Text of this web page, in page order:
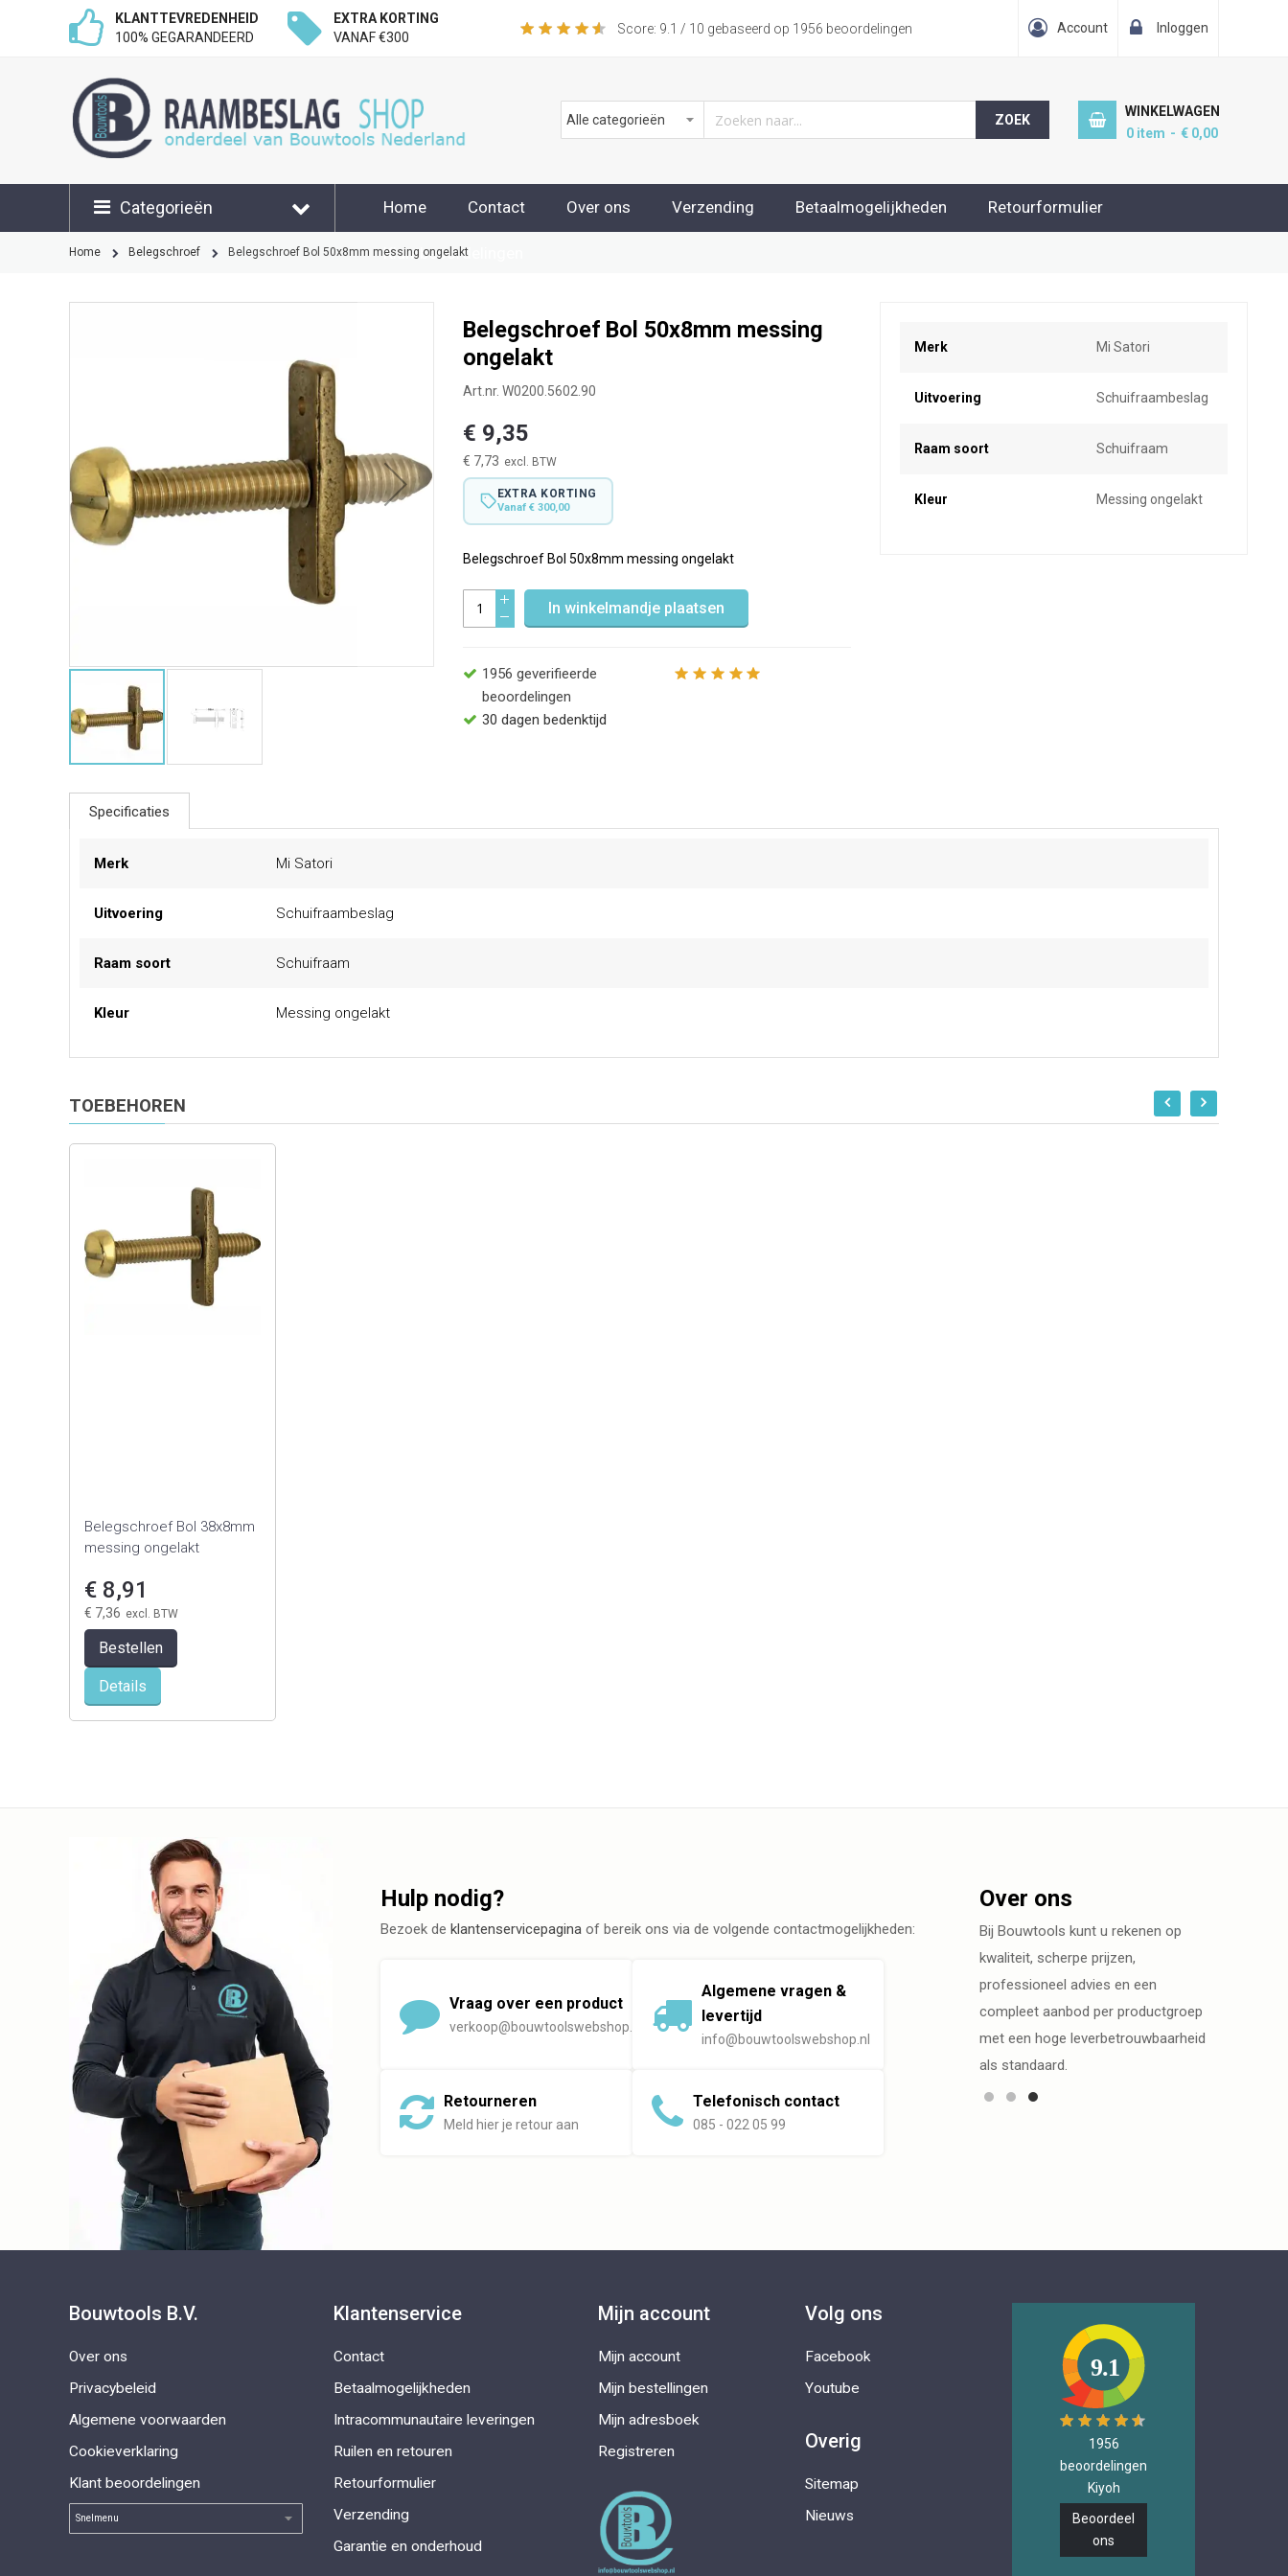
KLANTTEVREDENHEID
100% GEGARANDEERD
EXTRA KORTING
VANAF €300
Score: 9.1 / 10 gebaseerd op 1956 beoordelingen Account Inloggen
ZOEK
WINKELWAGEN
0 item € 0,00
Categorieën Home Contact Over ons Verzending Betaalmogelijkheden Retourformulier
Klantbeoordelingen
Home Belegschroef Belegschroef Bol 50x8mm messing ongelakt
Belegschroef Bol 50x8mm messing
ongelakt
Art.nr. W0200.5602.90
€ 9,35
€ 7,73
EXTRA KORTING
Vanaf € 300,00
Belegschroef Bol 50x8mm messing ongelakt
In winkelmandje plaatsen
1956 geverifieerde
beoordelingen
30 dagen bedenktijd
informatie
Merk Mi Satori
Uitvoering Schuifraambeslag
Raam soort Schuifraam
Kleur Messing ongelakt
Specificaties
informatie
Merk Mi Satori
Uitvoering Schuifraambeslag
Raam soort Schuifraam
Kleur Messing ongelakt
TOEBEHOREN
Belegschroef Bol 38x8mm
messing ongelakt
€ 8,91
€ 7,36
Bestellen
Details
Hulp nodig?
Bezoek de klantenservicepagina of bereik ons via de volgende contactmogelijkheden:
Vraag over een product
verkoop@bouwtoolswebshop.nl
Algemene vragen &
levertijd
info@bouwtoolswebshop.nl
Retourneren
Meld hier je retour aan
Telefonisch contact
085 - 022 05 99
Over ons
Bij Bouwtools kunt u rekenen op
kwaliteit, scherpe prijzen,
professioneel advies en een
compleet aanbod per productgroep
met een hoge leverbetrouwbaarheid
als standaard.
Bouwtools B.V.
Over ons
Privacybeleid
Algemene voorwaarden
Cookieverklaring
Klant beoordelingen
Klantenservice
Contact
Betaalmogelijkheden
Intracommunautaire leveringen
Ruilen en retouren
Retourformulier
Verzending
Garantie en onderhoud
Mijn account
Mijn account
Mijn bestellingen
Mijn adresboek
Registreren
Volg ons
Facebook
Youtube
Overig
Sitemap
Nieuws
9.1
1956
beoordelingen
Kiyoh
Beoordeel
ons